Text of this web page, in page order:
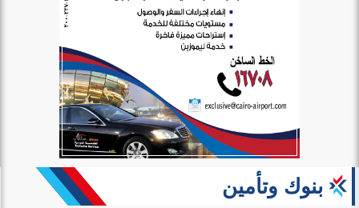
بنوك وتأمين